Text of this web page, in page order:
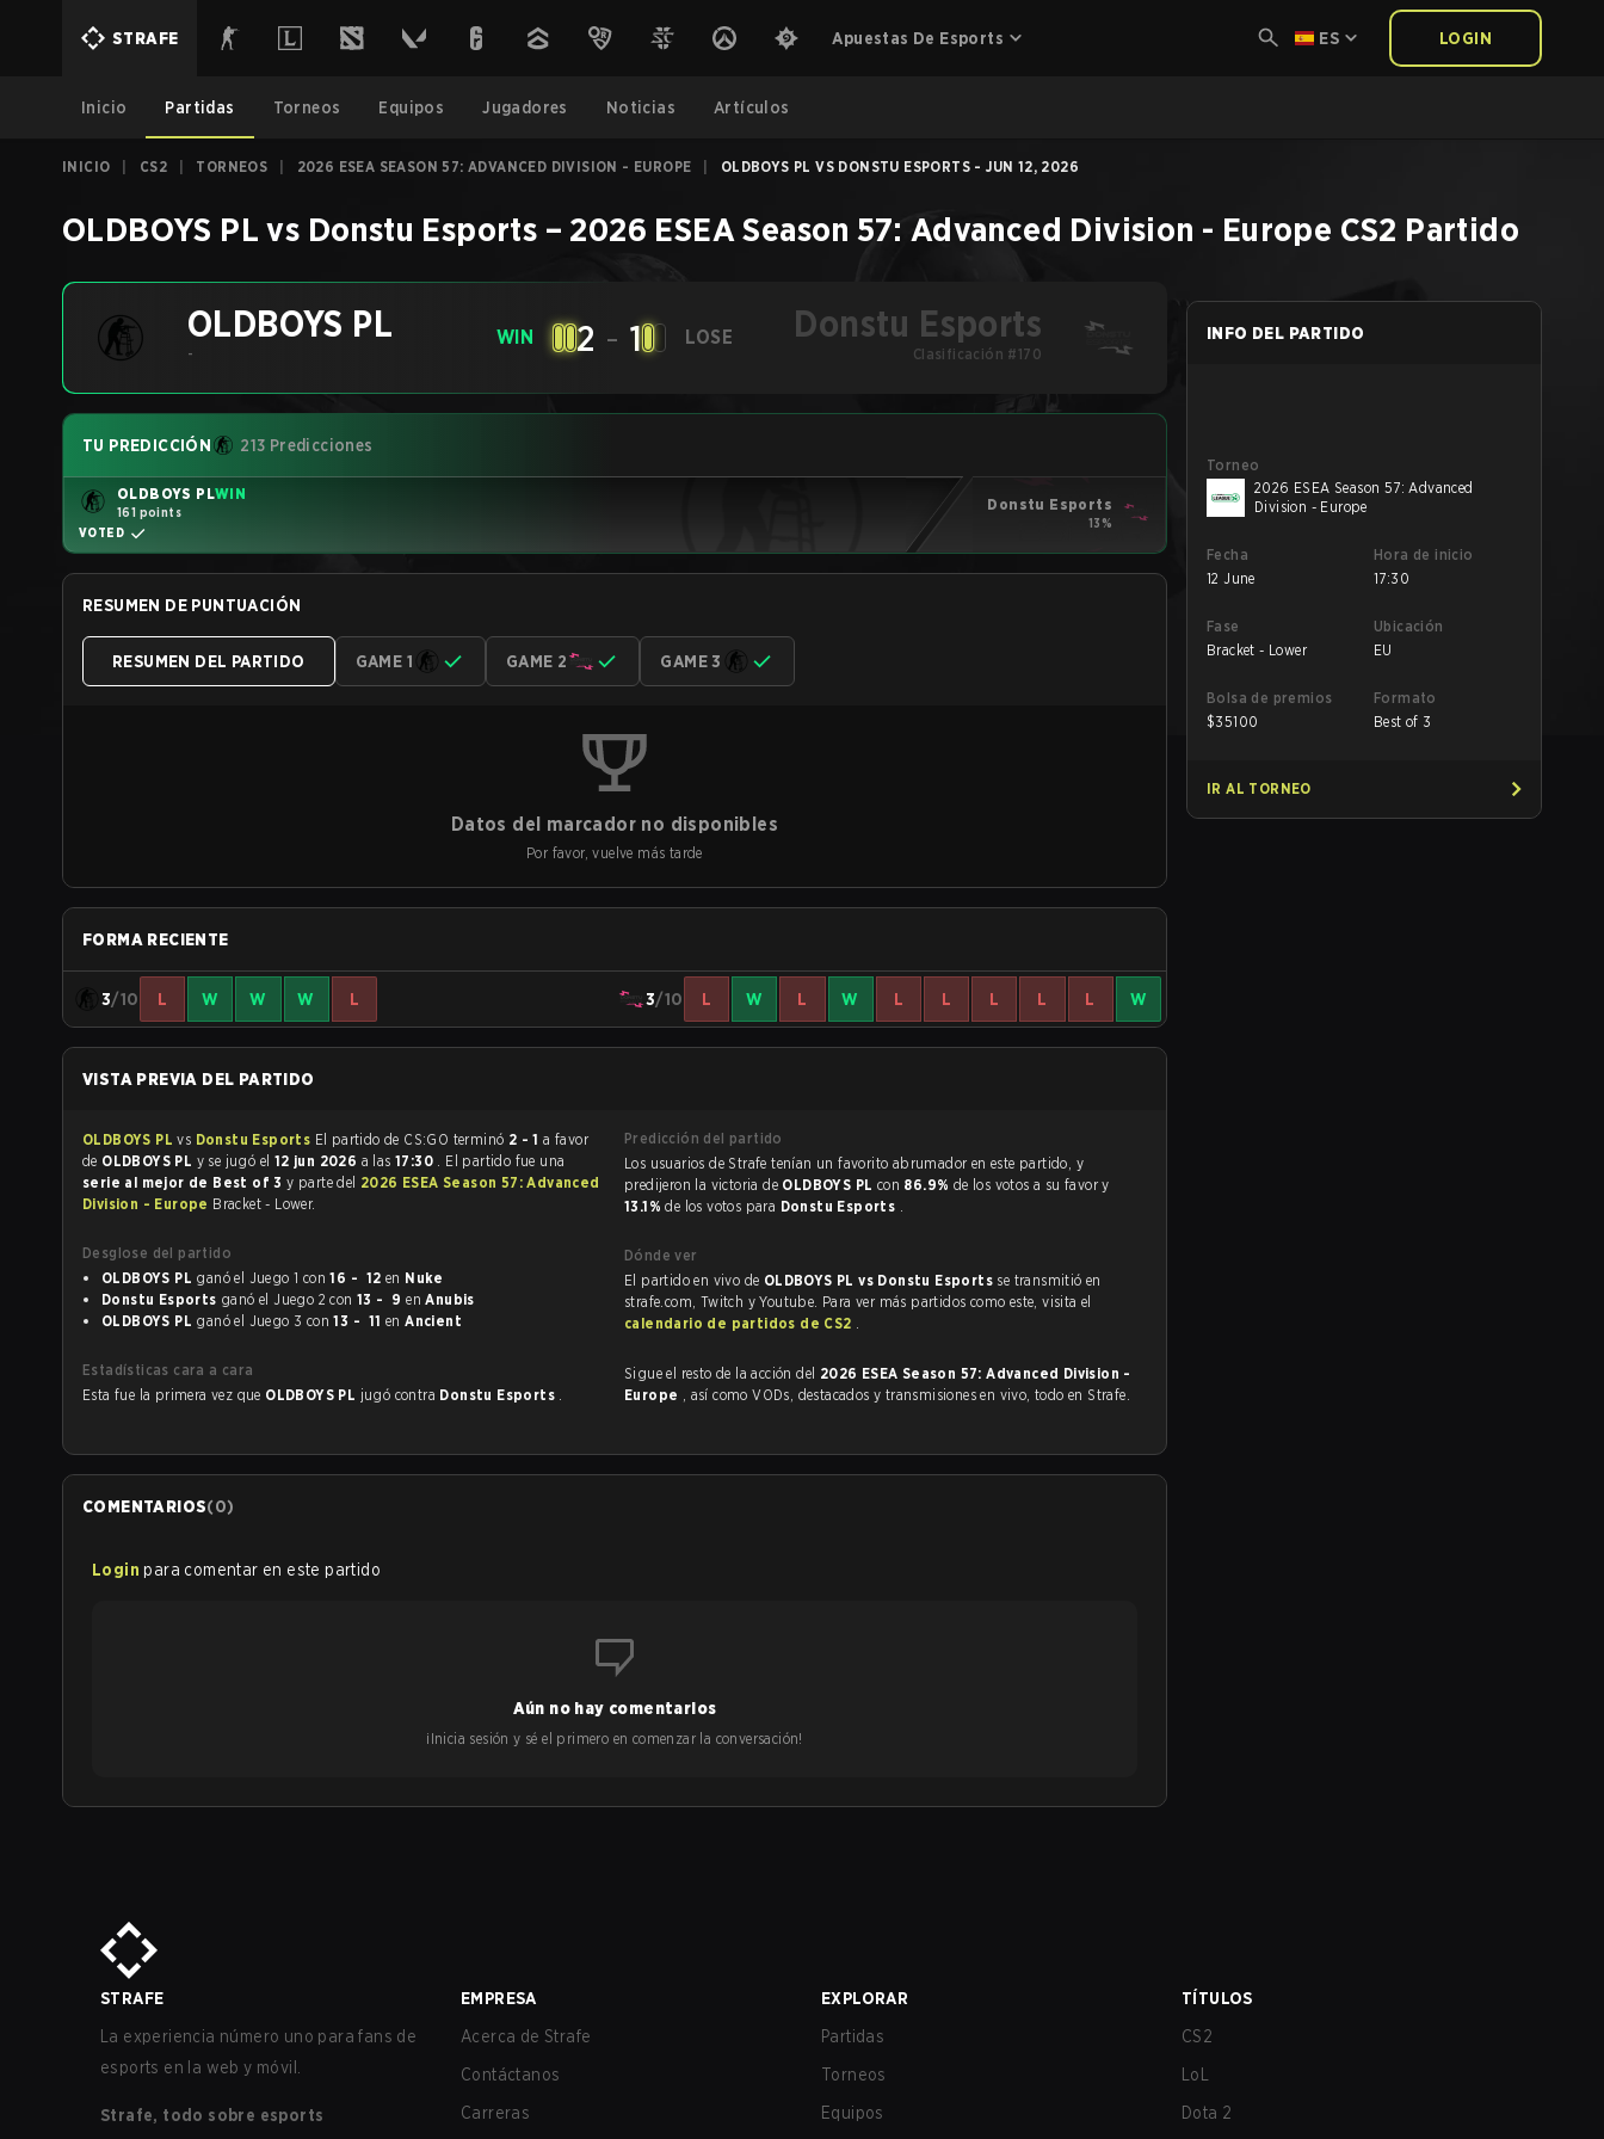
STRAFE Apuestas De Esports ES LOGIN
Inicio Partidas Torneos Equipos Jugadores Noticias Artículos
INICIO CS2 TORNEOS 2026 ESEA SEASON 57: ADVANCED DIVISION - EUROPE OLDBOYS PL VS DONSTU ESPORTS - JUN 12, 2026
OLDBOYS PL vs Donstu Esports – 2026 ESEA Season 57: Advanced Division - Europe CS2 Partido
OLDBOYS PL
-
WIN 2 - 1 LOSE Donstu Esports
Clasificación #170
TU PREDICCIÓN 213 Predicciones
OLDBOYS PLWIN
161 points
VOTED
Donstu Esports
13%
RESUMEN DE PUNTUACIÓN
RESUMEN DEL PARTIDO GAME 1 GAME 2 GAME 3
Datos del marcador no disponibles
Por favor, vuelve más tarde
FORMA RECIENTE
3/10 L W W W L 3/10 L W L W L L L L L W
VISTA PREVIA DEL PARTIDO
OLDBOYS PLvs Donstu Esports El partido de CS:GO terminó 2 - 1 a favor
de OLDBOYS PL y se jugó el 12 jun 2026 a las 17:30 . El partido fue una
serie al mejor de Best of 3y parte del 2026 ESEA Season 57: Advanced
Division - Europe Bracket - Lower.
Desglose del partido
OLDBOYS PL
ganó el Juego 1 con 16 - 12 en Nuke
Donstu Esports
ganó el Juego 2 con 13 - 9 enAnubis
OLDBOYS PL
ganó el Juego 3 con 13 - 11 enAncient
Estadísticas cara a cara
Esta fue la primera vez que OLDBOYS PL jugó contra Donstu Esports .
Predicción del partido
Los usuarios de Strafe tenían un favorito abrumador en este partido, y
predijeron la victoria de OLDBOYS PL con 86.9% de los votos a su favor y
13.1%de los votos para Donstu Esports .
Dónde ver
El partido en vivo de OLDBOYS PL vs Donstu Esports se transmitió en
strafe.com, Twitch y Youtube. Para ver más partidos como este, visita el
calendario de partidos de CS2 .
Sigue el resto de la acción del 2026 ESEA Season 57: Advanced Division -
Europe
, así como VODs, destacados y transmisiones en vivo, todo en Strafe.
COMENTARIOS(0)
Login para comentar en este partido
Aún no hay comentarios
¡Inicia sesión y sé el primero en comenzar la conversación!
INFO DEL PARTIDO
Torneo
2026 ESEA Season 57: Advanced
Division - Europe
Fecha
12 June
Hora de inicio
17:30
Fase
Bracket - Lower
Ubicación
EU
Bolsa de premios
$35100
Formato
Best of 3
IR AL TORNEO
STRAFE
La experiencia número uno para fans de
esports en la web y móvil.
Strafe, todo sobre esports
EMPRESA
Acerca de Strafe
Contáctanos
Carreras
EXPLORAR
Partidas
Torneos
Equipos
TÍTULOS
CS2
LoL
Dota 2